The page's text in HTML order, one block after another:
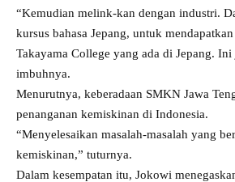
“Kemudian melink-kan dengan industri.
kursus bahasa Jepang, untuk
Takayama College yang ada di Jepang. Ini
imbuhnya.
Menurutnya, keberadaan SMKN Jawa
penanganan kemiskinan di Indonesia.
“Menyelesaikan masalah-masalah yang
kemiskinan,” tuturnya.
Dalam kesempatan itu, Jokowi